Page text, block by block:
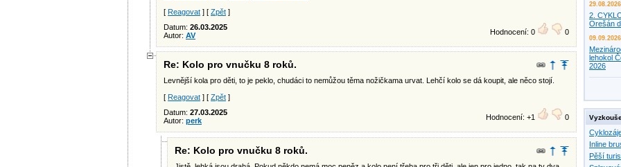
[ Reagovat ] [ Zpět ]
Datum: 26.03.2025
Autor: AV Hodnocení: 0 0
Re: Kolo pro vnučku 8 roků.
Levnější kola pro děti, to je peklo, chudáci to nemůžou těma nožičkama urvat. Lehčí kolo se dá koupit, ale něco stojí.
[ Reagovat ] [ Zpět ]
Datum: 27.03.2025
Autor: perk Hodnocení: +1 0
Re: Kolo pro vnučku 8 roků.
29.08.2026
2.
Orešán
09.09.2026
lehokol
2026
Inline
Pěší